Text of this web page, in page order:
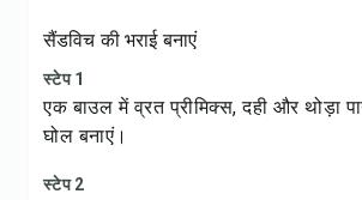
सैंडविच की भराई बनाएं
स्टेप 1
एक बाउल में व्रत प्रीमिक्स, दही और थोड़ा
घोल बनाएं।
स्टेप 2